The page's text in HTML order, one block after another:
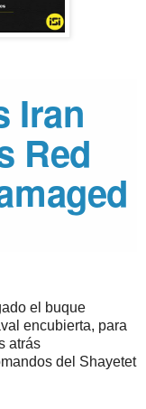
Iran
Red
el buque
encubierta, para
atrás
del Shayetet